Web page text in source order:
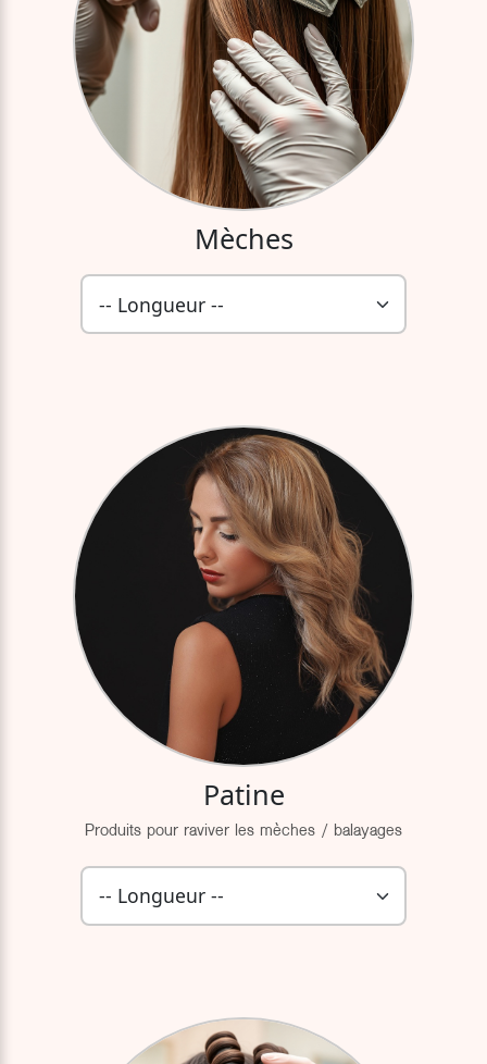
Mèches
Patine
Produits pour raviver les mèches / balayages